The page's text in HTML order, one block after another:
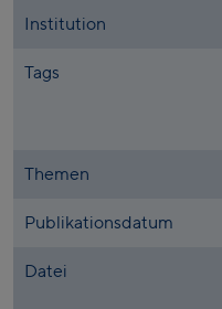
Institution
Tags
Themen
Publikationsdatum
Datei